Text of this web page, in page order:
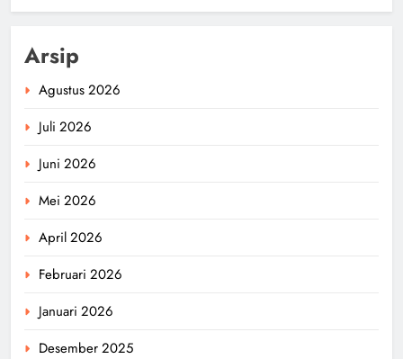
Arsip
Agustus 2026
Juli 2026
Juni 2026
Mei 2026
April 2026
Februari 2026
Januari 2026
Desember 2025